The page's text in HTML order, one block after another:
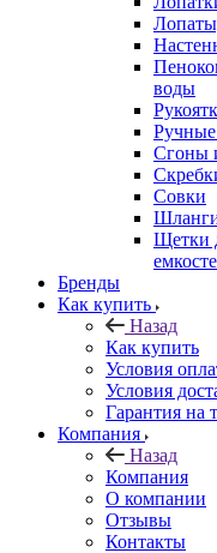
воды
Сгоны
Совки
Щетки
Бренды
Как купить
Назад
Как купить
Условия
Условия
Гарантия на
Компания
Назад
Компания
О компании
Отзывы
Контакты